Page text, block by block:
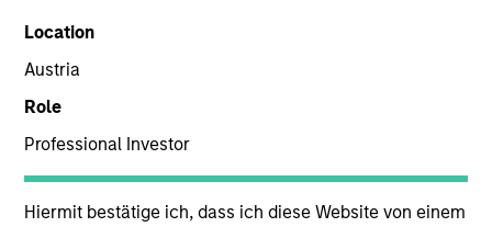
Location
Austria
Role
Professional Investor
Hiermit bestätige ich, dass ich diese Website von einem
YEARS OF INDUSTRY EXPERIENCE